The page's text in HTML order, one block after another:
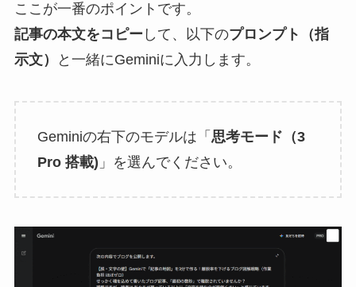
ここが一番のポイントです。
記事の本文をコピー して、以下のプロンプト（指
示文）
と一緒にGeminiに入力します。
Geminiの右下のモデルは「 思考モード（3
Pro 搭載) 」を選んでください。